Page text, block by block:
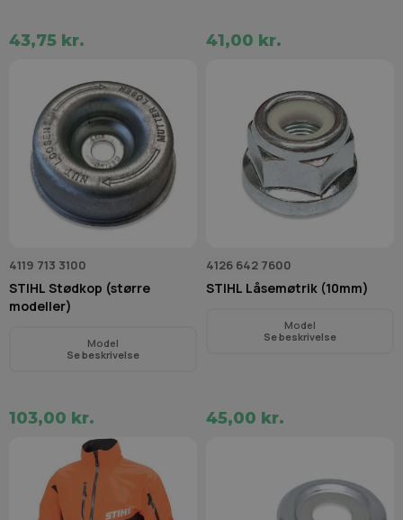
43,75 kr. 41,00 kr.
4119 713 3100
STIHL Stødkop (større
modeller)
Model
Se beskrivelse
103,00 kr.
4126 642 7600
STIHL Låsemøtrik (10mm)
Model
Se beskrivelse
45,00 kr.